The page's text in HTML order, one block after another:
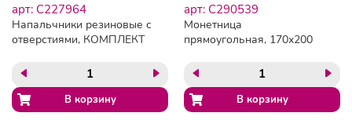
арт: C227964
Напальчники резиновые с
отверстиями, КОМПЛЕКТ
зеленые, STAFF
"EVERYDAY", 227964
арт: C290539
Монетница
прямоугольная, 170х200